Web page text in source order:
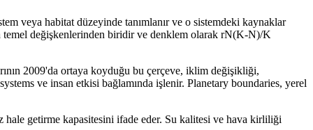
veya habitat düzeyinde tanımlanır ve o sistemdeki kaynaklar
temel değişkenlerinden biridir ve denklem olarak rN(K-N)/K
2009'da ortaya koyduğu bu çerçeve, iklim değişikliği,
ve insan etkisi bağlamında işlenir. Planetary boundaries, yerel
hale getirme kapasitesini ifade eder. Su kalitesi ve hava kirliliği